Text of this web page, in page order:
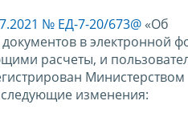
№ ЕД-7-20/673@ «Об
в электронной
расчеты, и
Министерством
изменения: